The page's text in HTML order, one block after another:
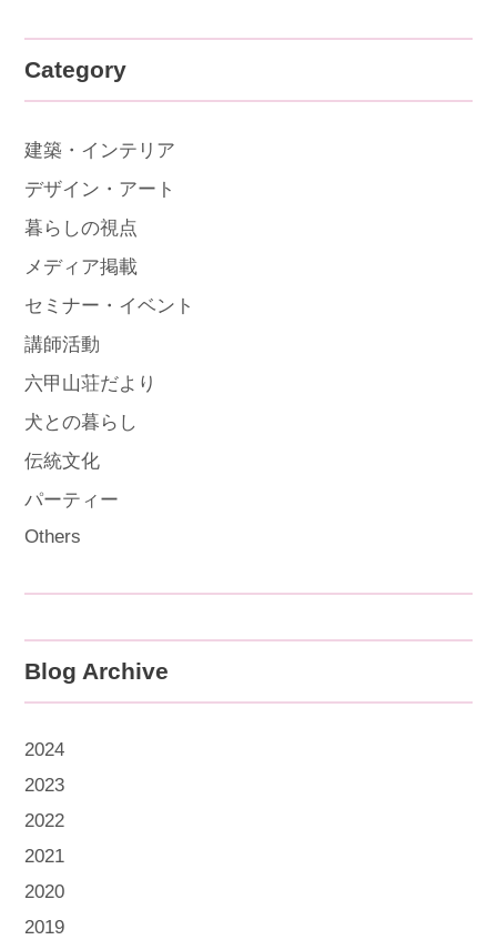
Category
建築・インテリア
デザイン・アート
暮らしの視点
メディア掲載
セミナー・イベント
講師活動
六甲山荘だより
犬との暮らし
伝統文化
パーティー
Others
Blog Archive
2024
2023
2022
2021
2020
2019